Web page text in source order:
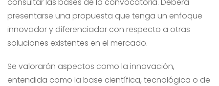
presentarse una propuesta que tenga un enfoque
innovador y diferenciador con respecto a otras
soluciones existentes en el mercado.
Se valorarán aspectos como la innovación,
entendida como la base científica, tecnológica o de